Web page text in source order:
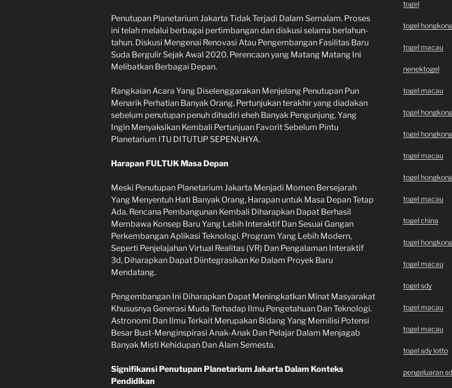
Penutupan Planetarium Jakarta Tidak Terjadi Dalam Semalam. Proses
ini telah melalui berbagai pertimbangan dan diskusi selama berlahun-
tahun. Diskusi Mengenai Renovasi Atau Pengembangan Fasilitas Baru
Suda Bergulir Sejak Awal 2020. Perencaan yang Matang Matang Ini
Melibatkan Berbagai Depan.
Rangkaian Acara Yang Diselenggarakan Menjelang Penutupan Pun
Menarik Perhatian Banyak Orang. Pertunjukan terakhir yang diadakan
sebelum penutupan penuh dihadiri eheh Banyak Pengunjung, Yang
Ingin Menyaksikan Kembali Pertunjuan Favorit Sebelum Pintu
Planetarium ITU DITUTUP SEPENUHYA.
Harapan FULTUK Masa Depan
Meski Penutupan Planetarium Jakarta Menjadi Momen Bersejarah
Yang Menyentuh Hati Banyak Orang, Harapan untuk Masa Depan Tetap
Ada. Rencana Pembangunan Kembali Diharapkan Dapat Berhasil
Membawa Konsep Baru Yang Lebih Interaktif Dan Sesuai Gangan
Perkembangan Aplikasi Teknologi. Program Yang Lebih Modern,
Seperti Penjelajahan Virtual Realitas (VR) Dan Pengalaman Interaktif
3d, Diharapkan Dapat Diintegrasikan Ke Dalam Proyek Baru
Mendatang.
Pengembangan Ini Diharapkan Dapat Meningkatkan Minat Masyarakat
Khususnya Generasi Muda Terhadap Ilmu Pengetahuan Dan Teknologi.
Astronomi Dan Ilmu Terkait Merupakan Bidang Yang Memilisi Potensi
Besar Bust-Menginspirasi Anak-Anak Dan Pelajar Dalam Menjagab
Banyak Misti Kehidupan Dan Alam Semesta.
Signifikansi Penutupan Planetarium Jakarta Dalam Konteks
Pendidikan
togel
togel
togel macau
nenektogel
togel macau
togel
togel
togel macau
togel
togel macau
togel china
togel
togel macau
togel sdy
togel macau
togel macau
togel sdy lotto
pengeluaran